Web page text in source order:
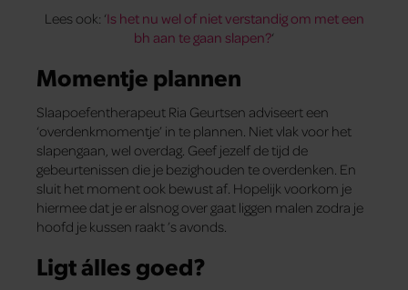
Lees ook: ‘Is het nu wel of niet verstandig om met een
bh aan te gaan slapen?‘
Momentje plannen
Slaapoefentherapeut Ria Geurtsen adviseert een
‘overdenkmomentje’ in te plannen. Niet vlak voor het
slapengaan, wel overdag. Geef jezelf de tijd de
gebeurtenissen die je bezighouden te overdenken. En
sluit het moment ook bewust af. Hopelijk voorkom je
hiermee dat je er alsnog over gaat liggen malen zodra je
hoofd je kussen raakt ’s avonds.
Ligt álles goed?